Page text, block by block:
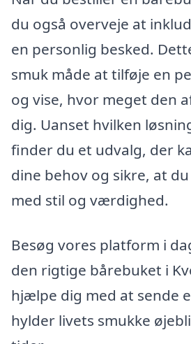
du også overveje at
en personlig besked.
smuk måde at tilføje en
og vise, hvor meget den
dig. Uanset hvilken
finder du et udvalg, der
dine behov og sikre, at
med stil og værdighed.
Besøg vores platform i
den rigtige bårebuket i
hjælpe dig med at sende
hylder livets smukke